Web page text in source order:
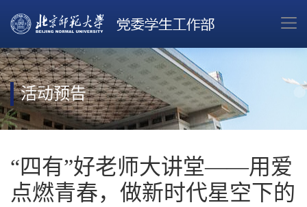
活动预告
“四有”好老师大讲堂——用爱
点燃青春，做新时代星空下的